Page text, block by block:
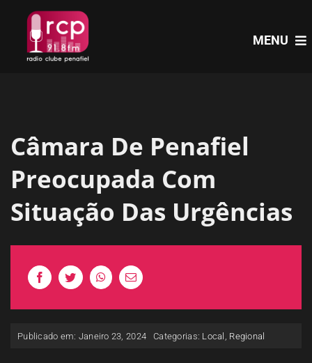
content
MENU
PROGRAMAS
Câmara De Penafiel
Preocupada Com
Situação Das Urgências
Publicado em: Janeiro 23, 2024 Categorias: Local Regional